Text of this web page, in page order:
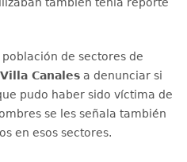
también tenía reporte
de sectores de
Canalesa denunciar si
pudo haber sido víctima de
se les señala también
en esos sectores.